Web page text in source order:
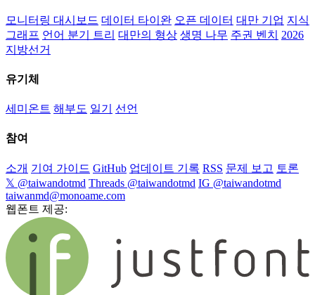
모니터링 대시보드 데이터 타이완 오픈 데이터 대만 기업 지식
그래프 언어 분기 트리 대만의 형상 생명 나무 주권 벤치
2026
지방선거
유기체
세미온트 해부도 일기 선언
참여
소개 기여 가이드 GitHub 업데이트 기록 RSS 문제 보고 토론
𝕏 @taiwandotmd Threads @taiwandotmd IG @taiwandotmd
taiwanmd@monoame.com
웹폰트 제공: